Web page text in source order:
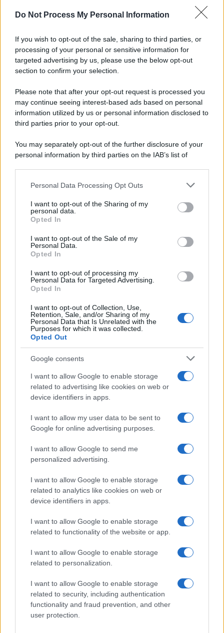
Do Not Process My Personal Information
If you wish to opt-out of the sale, sharing to third parties, or
processing of your personal or sensitive information for
targeted advertising by us, please use the below opt-out
section to confirm your selection.
Please note that after your opt-out request is processed you
may continue seeing interest-based ads based on personal
information utilized by us or personal information disclosed to
third parties prior to your opt-out.
You may separately opt-out of the further disclosure of your
personal information by third parties on the IAB’s list of
This information may also be disclosed by us to third parties
disclose it to other third parties.
Please note that this website/app uses one or more Google
services and may gather and store information including but
not limited to your visit or usage behaviour. You may click to
grant or deny consent to Google and its third-party tags to
consent section.
Personal Data Processing Opt Outs
I want to opt-out of the Sharing of my
personal data.
Opted In
I want to opt-out of the Sale of my
Personal Data.
Opted In
I want to opt-out of processing my
Personal Data for Targeted Advertising.
Opted In
I want to opt-out of Collection, Use,
Retention, Sale, and/or Sharing of my
Personal Data that Is Unrelated with the
Purposes for which it was collected.
Opted Out
Google consents
I want to allow Google to enable storage
related to advertising like cookies on web or
device identifiers in apps.
I want to allow my user data to be sent to
Google for online advertising purposes.
I want to allow Google to send me
personalized advertising.
I want to allow Google to enable storage
related to analytics like cookies on web or
device identifiers in apps.
I want to allow Google to enable storage
related to functionality of the website or app.
I want to allow Google to enable storage
related to personalization.
I want to allow Google to enable storage
related to security, including authentication
functionality and fraud prevention, and other
user protection.